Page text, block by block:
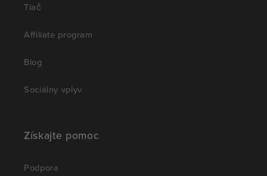
Tlač
Affiliate program
Blog
Sociálny vplyv
Získajte pomoc
Podpora